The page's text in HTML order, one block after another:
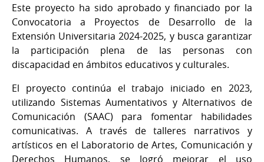
Este proyecto ha sido aprobado y financiado por la
Convocatoria a Proyectos de Desarrollo de la
Extensión Universitaria 2024-2025, y busca garantizar
la participación plena de las personas con
discapacidad en ámbitos educativos y culturales.
El proyecto continúa el trabajo iniciado en 2023,
utilizando Sistemas Aumentativos y Alternativos de
Comunicación (SAAC) para fomentar habilidades
comunicativas. A través de talleres narrativos y
artísticos en el Laboratorio de Artes, Comunicación y
Derechos Humanos, se logró mejorar el uso